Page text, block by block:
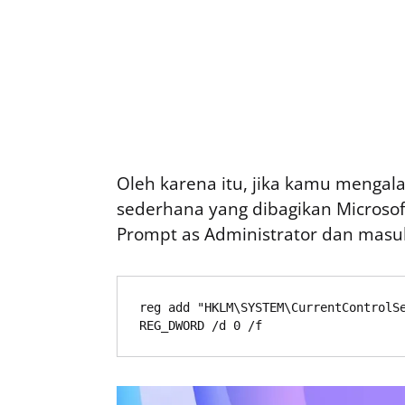
Oleh karena itu, jika kamu
sederhana yang dibagikan
Prompt as Administrator dan
reg add
REG_DWORD /d 0 /f